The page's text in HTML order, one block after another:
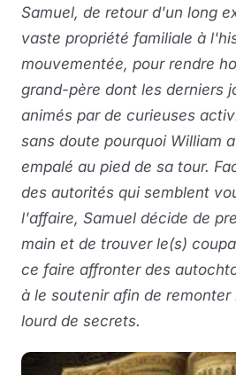
Samuel, de retour d'un long
vaste propriété familiale à
mouvementée, pour rendre
grand-père dont les derniers
animés par de curieuses
sans doute pourquoi William
empalé au pied de sa tour.
des autorités qui semblent
l'affaire, Samuel décide de
main et de trouver le(s)
ce faire affronter des
à le soutenir afin de
lourd de secrets.